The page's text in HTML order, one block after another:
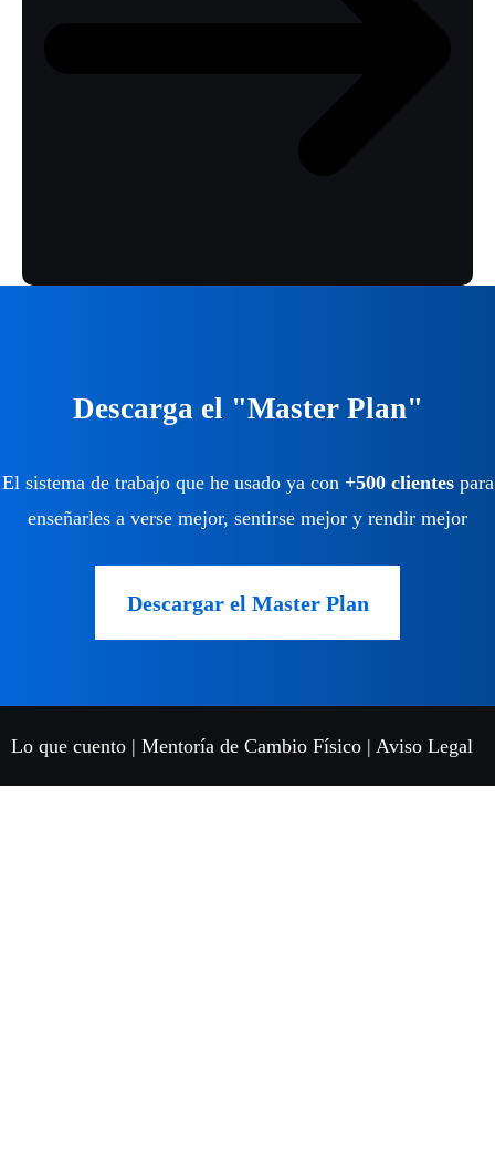
Descarga el "Master Plan"
El sistema de trabajo que he usado ya con +500 clientespara
enseñarles a verse mejor, sentirse mejor y rendir mejor
Descargar el Master Plan
Lo que cuento | Mentoría de Cambio Físico | Aviso Legal